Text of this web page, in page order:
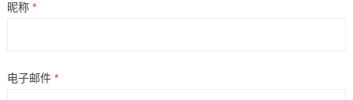
昵称 *
电子邮件 *